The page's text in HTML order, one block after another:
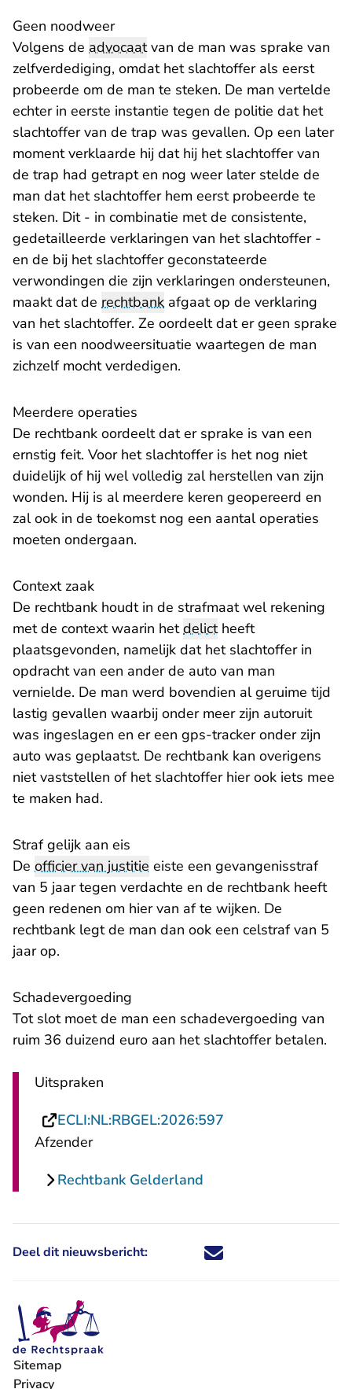
Geen noodweer
Volgens de advocaatvan de man was sprake van
zelfverdediging, omdat het slachtoffer als eerst
probeerde om de man te steken. De man vertelde
echter in eerste instantie tegen de politie dat het
slachtoffer van de trap was gevallen. Op een later
moment verklaarde hij dat hij het slachtoffer van
de trap had getrapt en nog weer later stelde de
man dat het slachtoffer hem eerst probeerde te
steken. Dit - in combinatie met de consistente,
gedetailleerde verklaringen van het slachtoffer -
en de bij het slachtoffer geconstateerde
verwondingen die zijn verklaringen ondersteunen,
maakt dat de rechtbank afgaat op de verklaring
van het slachtoffer. Ze oordeelt dat er geen sprake
is van een noodweersituatie waartegen de man
zichzelf mocht verdedigen.
Meerdere operaties
De rechtbank oordeelt dat er sprake is van een
ernstig feit. Voor het slachtoffer is het nog niet
duidelijk of hij wel volledig zal herstellen van zijn
wonden. Hij is al meerdere keren geopereerd en
zal ook in de toekomst nog een aantal operaties
moeten ondergaan.
Context zaak
De rechtbank houdt in de strafmaat wel rekening
met de context waarin hetdelictheeft
plaatsgevonden, namelijk dat het slachtoffer in
opdracht van een ander de auto van man
vernielde. De man werd bovendien al geruime tijd
lastig gevallen waarbij onder meer zijn autoruit
was ingeslagen en er een gps-tracker onder zijn
auto was geplaatst. De rechtbank kan overigens
niet vaststellen of het slachtoffer hier ook iets mee
te maken had.
Straf gelijk aan eis
De officier van justitie eiste een gevangenisstraf
van 5 jaar tegen verdachte en de rechtbank heeft
geen redenen om hier van af te wijken. De
rechtbank legt de man dan ook een celstraf van 5
jaar op.
Schadevergoeding
Tot slot moet de man een schadevergoeding van
ruim 36 duizend euro aan het slachtoffer betalen.
Uitspraken
ECLI:NL:RBGEL:2026:597
Afzender
Rechtbank Gelderland
Deel dit nieuwsbericht: Deel dit nieuwsbericht via X -
Deel dit nieuwsbericht via
Deel dit nieuwsbericht
Deel dit
Sitemap
Privacy